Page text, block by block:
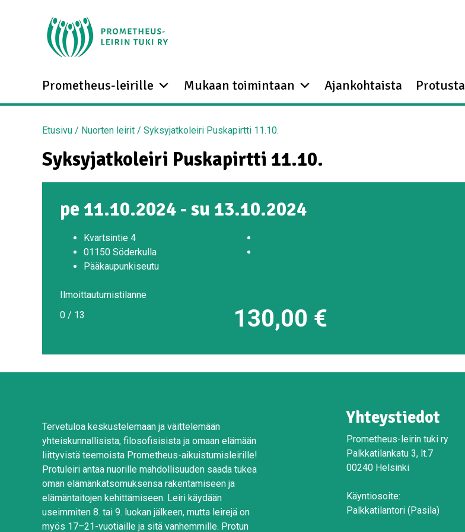
Prometheus-leirille Mukaan toimintaan Ajankohtaista Protusta
Etusivu / Nuorten leirit / Syksyjatkoleiri Puskapirtti 11.10.
Syksyjatkoleiri Puskapirtti 11.10.
pe 11.10.2024 - su 13.10.2024
Kvartsintie 4
01150 Söderkulla
Pääkaupunkiseutu
Ilmoittautumistilanne
0 / 13
130,00 €
Tervetuloa keskustelemaan ja väittelemään
yhteiskunnallisista, filosofisisista ja omaan elämään
liittyvistä teemoista Prometheus-aikuistumisleirille!
Protuleiri antaa nuorille mahdollisuuden saada tukea
oman elämänkatsomuksensa rakentamiseen ja
elämäntaitojen kehittämiseen. Leiri käydään
useimmiten 8. tai 9. luokan jälkeen, mutta leirejä on
myös 17–21-vuotiaille ja sitä vanhemmille. Protun
Yhteystiedot
Prometheus-leirin tuki ry
Palkkatilankatu 3, lt.7
00240 Helsinki
Käyntiosoite:
Palkkatilantori (Pasila)